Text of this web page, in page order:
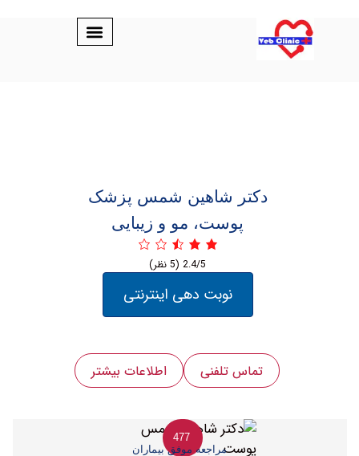
دکتر شاهین شمس پزشک
پوست، مو و زیبایی
نوبت دهی اینترنتی
تماس تلفنی اطلاعات بیشتر
477
مراجعه موفق بیماران